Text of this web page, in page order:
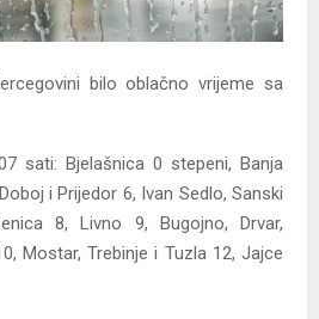
bilo oblačno vrijeme sa
sati: Bjelašnica 0 stepeni, Banja
i Prijedor 6, Ivan Sedlo, Sanski
8, Livno 9, Bugojno, Drvar,
Mostar, Trebinje i Tuzla 12, Jajce